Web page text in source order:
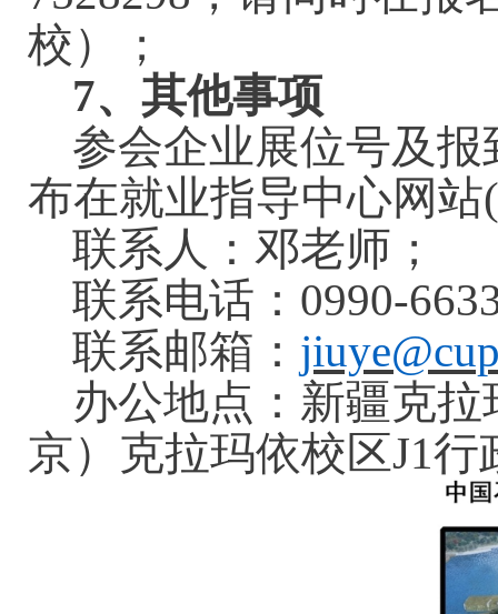
校）；
7、其他事项
参会企业展位号及
布在就业指导中心网站(
联系人：邓老师；
联系电话： 0990-
联系邮箱 ：
办公地点：新疆克
京）克拉玛依校区J1